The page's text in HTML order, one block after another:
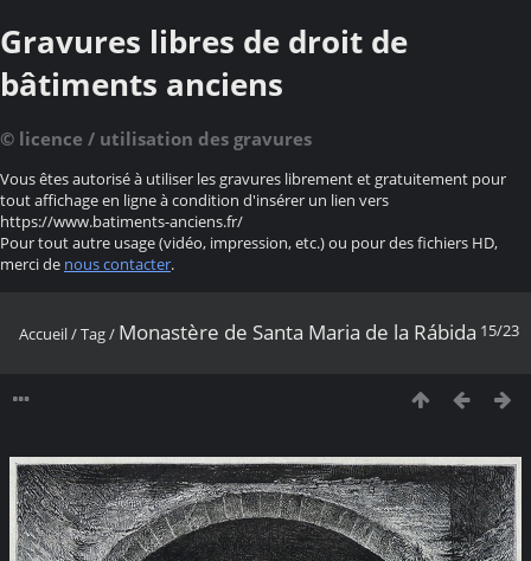
Gravures libres de droit de
bâtiments anciens
© licence / utilisation des gravures
Vous êtes autorisé à utiliser les gravures librement et gratuitement pour
tout affichage en ligne à condition d'insérer un lien vers
https://www.batiments-anciens.fr/
Pour tout autre usage (vidéo, impression, etc.) ou pour des fichiers HD,
merci de nous contacter.
15/23
Accueil/Tag/ Monastère de Santa Maria de la Rábida